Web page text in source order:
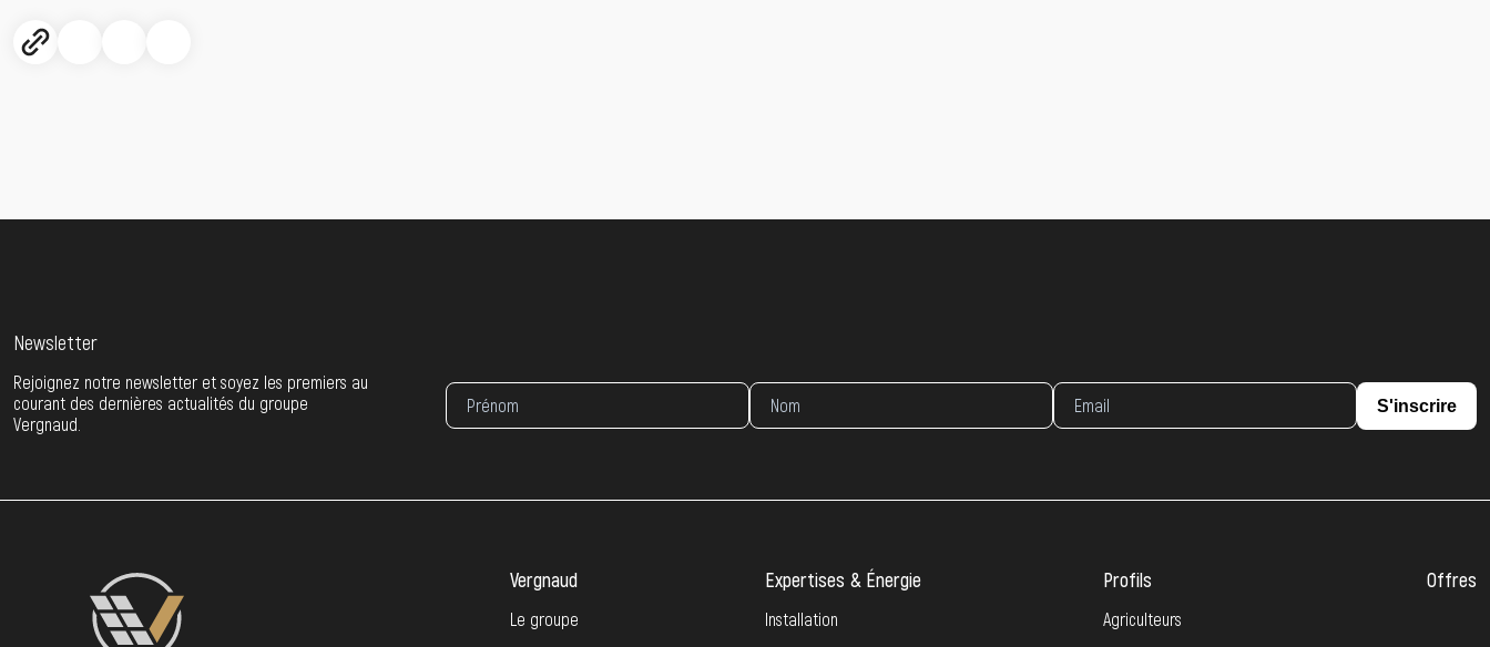
Newsletter
Rejoignez notre newsletter et soyez les premiers au
courant des dernières actualités du groupe
Vergnaud.
S'inscrire
Vergnaud
Le groupe
Expertises & Énergie
Installation
Profils
Agriculteurs
Offres